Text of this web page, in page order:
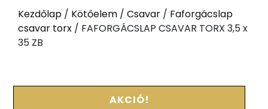
Kezdőlap / Kötőelem / Csavar / Faforgácslap
csavar torx / FAFORGÁCSLAP CSAVAR TORX 3,5 x
35 ZB
AKCIÓ!